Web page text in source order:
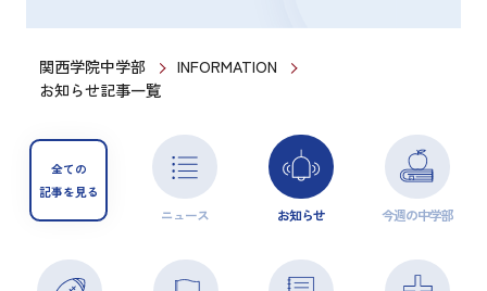
関西学院中学部
INFORMATION
お知らせ記事一覧
全ての
記事を見る
ニュース お知らせ 今週の中学部